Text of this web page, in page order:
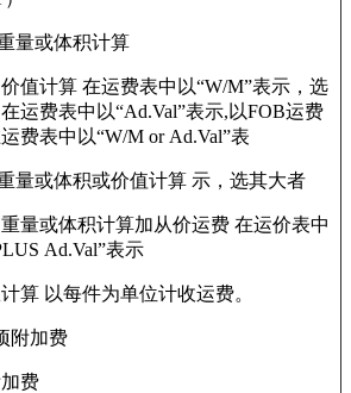
量或体积计算
值计算 在运费表中以“W/M”表示，选
运费表中以“Ad.Val”表示, 以FOB运费
费表中以“W/M or Ad.Val”表
量或体积或价值计算 示，选其大者
量或体积计算加从价运费 在运价表中
Ad.Val”表示
算 以每件为单位计收运费。
附加费
费